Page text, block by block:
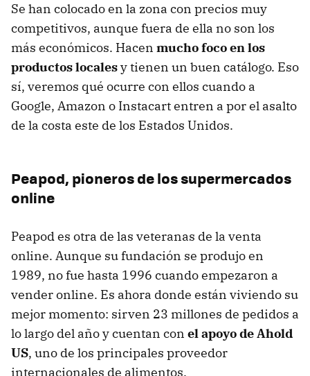
Se han colocado en la zona con precios muy
competitivos, aunque fuera de ella no son los
más económicos. Hacen mucho foco en los
productos localesy tienen un buen catálogo. Eso
sí, veremos qué ocurre con ellos cuando a
Google, Amazon o Instacart entren a por el asalto
de la costa este de los Estados Unidos.
Peapod, pioneros de los supermercados
online
Peapod es otra de las veteranas de la venta
online. Aunque su fundación se produjo en
1989, no fue hasta 1996 cuando empezaron a
vender online. Es ahora donde están viviendo su
mejor momento: sirven 23 millones de pedidos a
lo largo del año y cuentan con el apoyo de Ahold
US, uno de los principales proveedor
internacionales de alimentos.